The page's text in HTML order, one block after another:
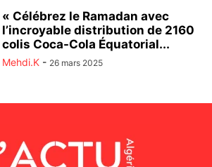
« Célébrez le Ramadan avec
l’incroyable distribution de 2160
colis Coca-Cola Équatorial...
Mehdi.K - 26 mars 2025